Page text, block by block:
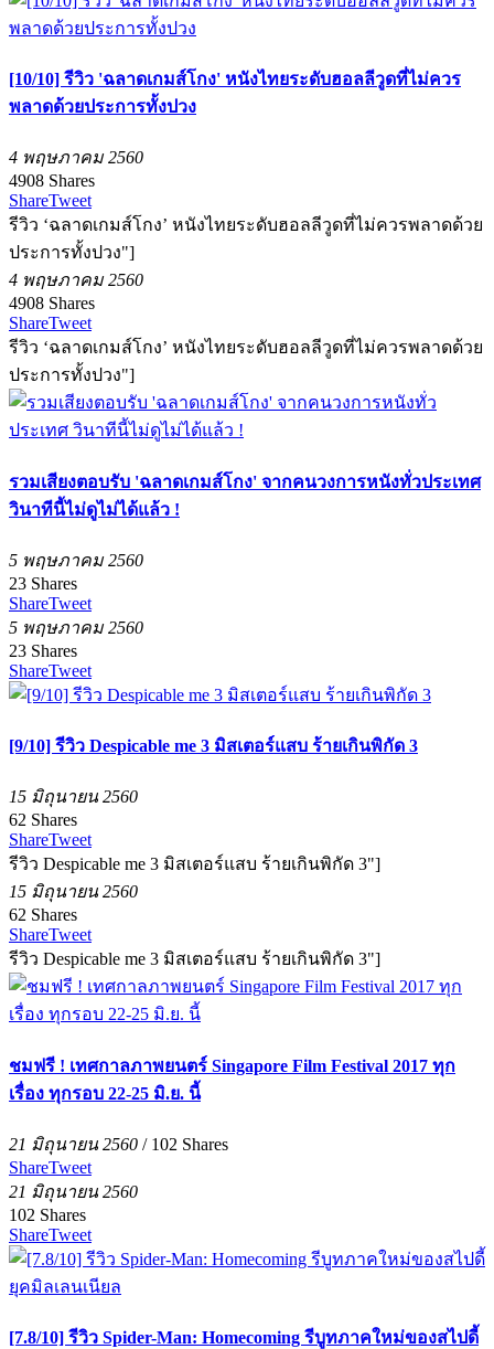
[10/10] รีวิว 'ฉลาดเกมส์โกง' หนังไทยระดับฮอลลีวูดที่ไม่ควร
พลาดด้วยประการทั้งปวง
4 พฤษภาคม 2560
4908 Shares
ShareTweet
รีวิว ‘ฉลาดเกมส์โกง’ หนังไทยระดับฮอลลีวูดที่ไม่ควรพลาดด้วย
ประการทั้งปวง"]
4 พฤษภาคม 2560
4908 Shares
ShareTweet
รีวิว ‘ฉลาดเกมส์โกง’ หนังไทยระดับฮอลลีวูดที่ไม่ควรพลาดด้วย
ประการทั้งปวง"]
รวมเสียงตอบรับ 'ฉลาดเกมส์โกง' จากคนวงการหนังทั่วประเทศ
วินาทีนี้ไม่ดูไม่ได้แล้ว !
5 พฤษภาคม 2560
23 Shares
ShareTweet
5 พฤษภาคม 2560
23 Shares
ShareTweet
[9/10] รีวิว Despicable me 3 มิสเตอร์แสบ ร้ายเกินพิกัด 3
15 มิถุนายน 2560
62 Shares
ShareTweet
รีวิว Despicable me 3 มิสเตอร์แสบ ร้ายเกินพิกัด 3"]
15 มิถุนายน 2560
62 Shares
ShareTweet
รีวิว Despicable me 3 มิสเตอร์แสบ ร้ายเกินพิกัด 3"]
ชมฟรี ! เทศกาลภาพยนตร์ Singapore Film Festival 2017 ทุก
เรื่อง ทุกรอบ 22-25 มิ.ย. นี้
21 มิถุนายน 2560 / 102 Shares
ShareTweet
21 มิถุนายน 2560
102 Shares
ShareTweet
[7.8/10] รีวิว Spider-Man: Homecoming รีบูทภาคใหม่ของสไปดี้